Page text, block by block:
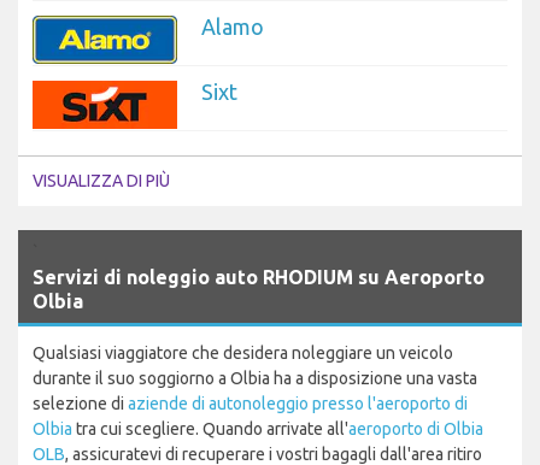
Alamo
Sixt
VISUALIZZA DI PIÙ
Servizi di noleggio auto RHODIUM su Aeroporto
Olbia
Qualsiasi viaggiatore che desidera noleggiare un veicolo
durante il suo soggiorno a Olbia ha a disposizione una vasta
selezione di aziende di autonoleggio presso l'aeroporto di
Olbia tra cui scegliere. Quando arrivate all'aeroporto di Olbia
OLB, assicuratevi di recuperare i vostri bagagli dall'area ritiro